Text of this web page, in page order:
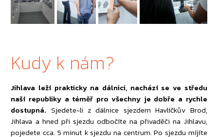
Kudy k nám?
Jihlava leží prakticky na dálnici, nachází se ve středu
naší republiky a téměř pro všechny je dobře a rychle
dostupná. Sjedete-li z dálnice sjezdem Havlíčkův Brod,
Jihlava a hned při sjezdu odbočíte na přivaděči na Jihlavu,
pojedete cca. 5 minut k sjezdu na centrum. Po sjezdu míjíte